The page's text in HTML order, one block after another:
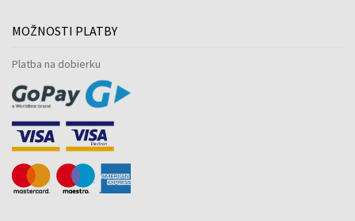
MOŽNOSTI PLATBY
Platba na dobierku